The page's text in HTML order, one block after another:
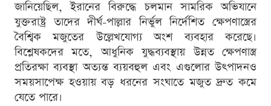
জানিয়েছিল, ইরানের বিরুদ্ধে চলমান সামরিক অভিযানে
যুক্তরাষ্ট্র তাদের দীর্ঘ-পাল্লার নির্ভুল নির্দেশিত ক্ষেপণাস্ত্রের
বৈশ্বিক মজুতের উল্লেখযোগ্য অংশ ব্যবহার করেছে।
বিশ্লেষকদের মতে, আধুনিক যুদ্ধব্যবস্থায় উন্নত ক্ষেপণাস্ত্র
প্রতিরক্ষা ব্যবস্থা অত্যন্ত ব্যয়বহুল এবং এগুলোর উৎপাদনও
সময়সাপেক্ষ হওয়ায় বড় ধরনের সংঘাতে মজুত দ্রুত কমে
যেতে পারে।